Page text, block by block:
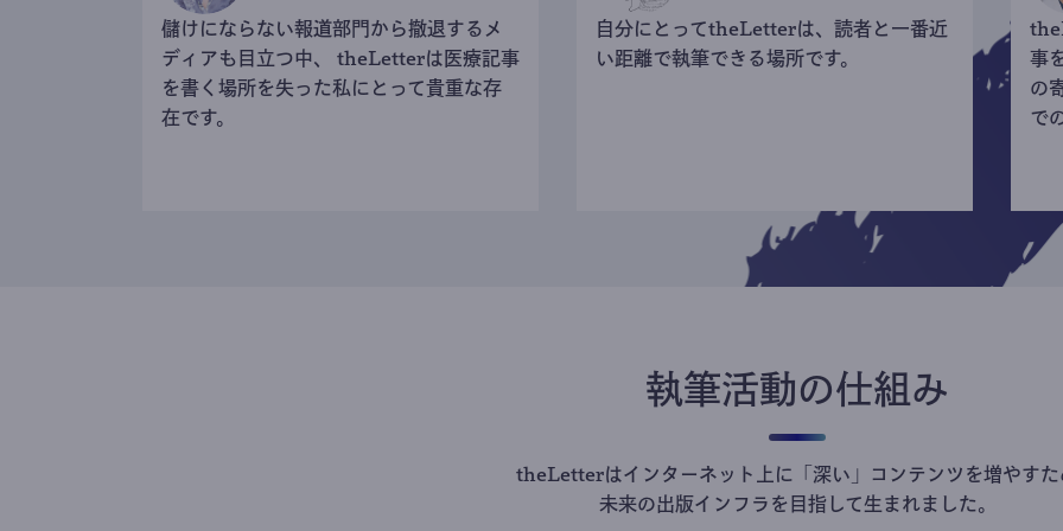
儲けにならない報道部門から撤退するメ
ディアも目立つ中、 theLetterは医療記事
を書く場所を失った私にとって貴重な存
在です。
自分にとってtheLetterは、読者と一番近
い距離で執筆できる場所です。
事
の
で
執筆活動の仕組み
theLetterはインターネット上に「深い」コンテンツを増やすた
未来の出版インフラを目指して生まれました。